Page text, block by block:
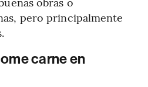
pero principalmente
carne en